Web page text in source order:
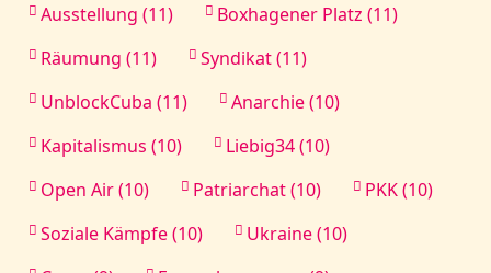
Ausstellung (11)
Boxhagener Platz (11)
Räumung (11)
Syndikat (11)
UnblockCuba (11)
Anarchie (10)
Kapitalismus (10)
Liebig34 (10)
Open Air (10)
Patriarchat (10)
PKK (10)
Soziale Kämpfe (10)
Ukraine (10)